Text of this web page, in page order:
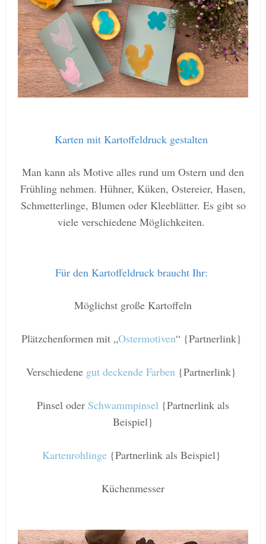
Karten mit Kartoffeldruck gestalten
Man kann als Motive alles rund um Ostern und den
Frühling nehmen. Hühner, Küken, Ostereier, Hasen,
Schmetterlinge, Blumen oder Kleeblätter. Es gibt so
viele verschiedene Möglichkeiten.
Für den Kartoffeldruck braucht Ihr:
Möglichst große Kartoffeln
Plätzchenformen mit „Ostermotiven“ {Partnerlink}
Verschiedene gut deckende Farben {Partnerlink}
Pinsel oder Schwammpinsel {Partnerlink als
Beispiel}
Kartenrohlinge{Partnerlink als Beispiel}
Küchenmesser